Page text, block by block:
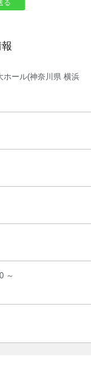
ール(神奈川県 横浜
～